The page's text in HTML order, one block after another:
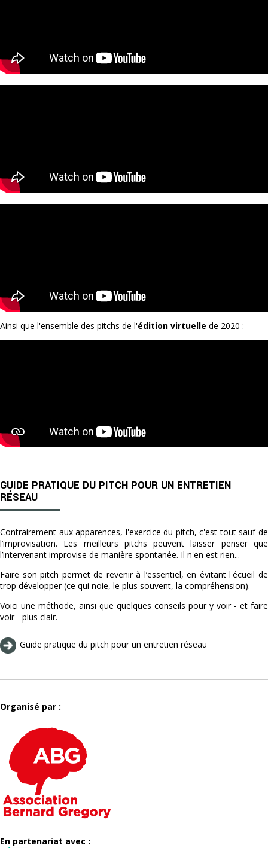
Ainsi que l'ensemble des pitchs de l'édition virtuelle de 2020 :
GUIDE PRATIQUE DU PITCH POUR UN ENTRETIEN
RÉSEAU
Contrairement aux apparences, l'exercice du pitch, c'est tout sauf de
l’improvisation. Les meilleurs pitchs peuvent laisser penser que
l’intervenant improvise de manière spontanée. Il n'en est rien...
Faire son pitch permet de revenir à l’essentiel, en évitant l'écueil de
trop développer (ce qui noie, le plus souvent, la compréhension).
Voici une méthode, ainsi que quelques conseils pour y voir - et faire
voir - plus clair.
Guide pratique du pitch pour un entretien réseau
Organisé par :
En partenariat avec :